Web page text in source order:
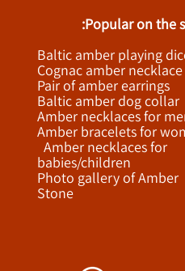
Popular on the
Baltic amber playing
Cognac amber necklace
Pair of amber earrings
Baltic amber dog collar
Amber necklaces for
Amber bracelets for
Amber necklaces for
babies/children
Photo gallery of Amber
Stone